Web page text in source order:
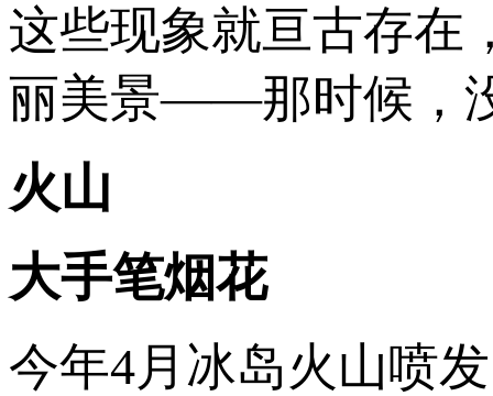
这些现象就亘古存在
丽美景——那时候，
火山
大手笔烟花
今年4月冰岛火山喷